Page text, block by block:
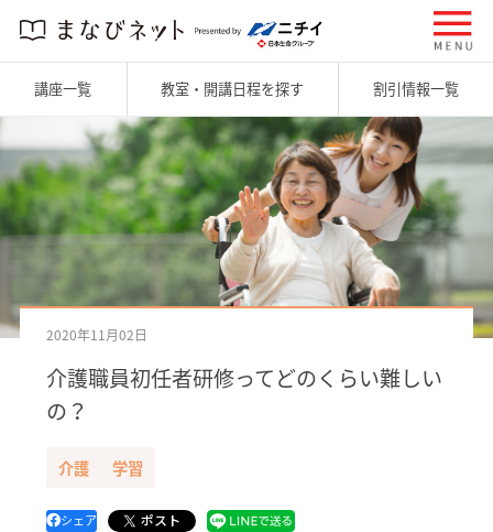
講座一覧 教室・開講日程を探す 割引情報一覧
2020年11月02日
介護職員初任者研修ってどのくらい難しい
の？
介護 学習
シェア ポスト